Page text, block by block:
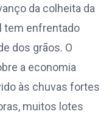
da colheita da
tem enfrentado
dos grãos. O
a economia
às chuvas fortes
muitos lotes